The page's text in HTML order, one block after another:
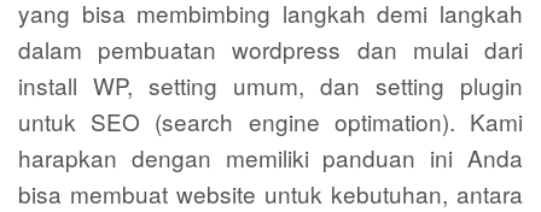
yang bisa membimbing langkah demi langkah
dalam pembuatan wordpress dan mulai dari
install WP, setting umum, dan setting plugin
untuk SEO (search engine optimation). Kami
harapkan dengan memiliki panduan ini Anda
bisa membuat website untuk kebutuhan, antara